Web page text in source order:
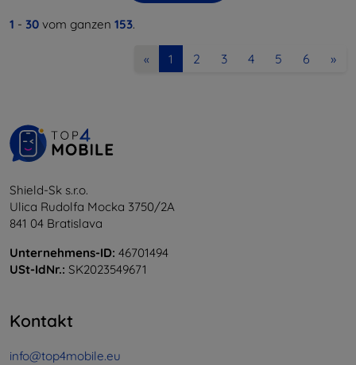
1 - 30 vom ganzen 153.
« 1 2 3 4 5 6 »
Shield-Sk s.r.o.
Ulica Rudolfa Mocka 3750/2A
841 04 Bratislava
Unternehmens-ID: 46701494
USt-IdNr.: SK2023549671
Kontakt
info@top4mobile.eu